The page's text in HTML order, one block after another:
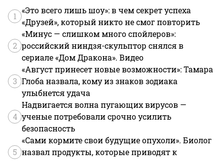
1
«Это всего лишь шоу»: в чем секрет успеха
«Друзей», который никто не смог повторить
2
«Минус — слишком много спойлеров»:
российский ниндзя-скульптор снялся в
сериале «Дом Дракона». Видео
3
«Август принесет новые возможности»: Тамара
Глоба назвала, кому из знаков зодиака
улыбнется удача
4
Надвигается волна пугающих вирусов —
ученые потребовали срочно усилить
безопасность
5
«Сами кормите свои будущие опухоли». Биолог
назвал продукты, которые приводят к